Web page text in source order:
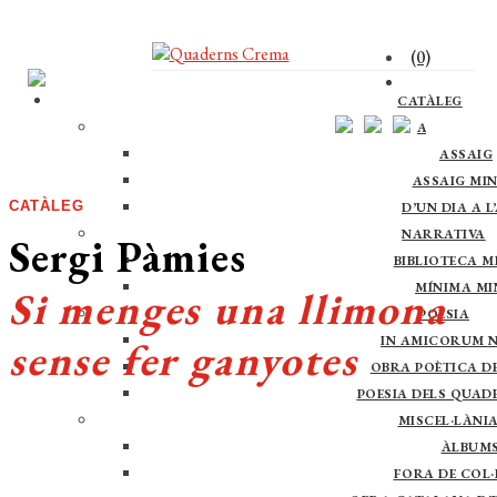
(0)
CATÀLEG
ASSAIG
ASSAIG
ASSAIG
D’UN DIA A
NARRATIVA
BIBLIOTECA
MÍNIMA
POESIA
IN AMICORUM
OBRA POÈTICA
POESIA DELS
FORA DE
CATÀLEG
Sergi Pàmies
Si menges una llimona
sense fer ganyotes